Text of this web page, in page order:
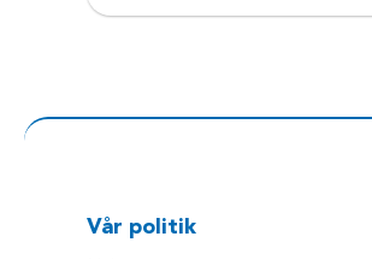
Vår politik